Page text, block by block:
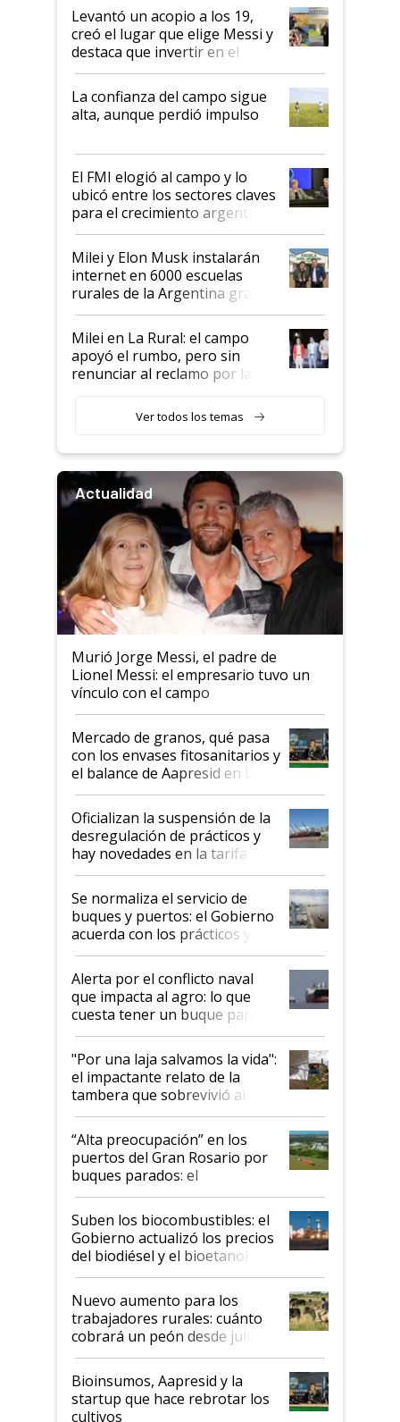
Levantó un acopio a los 19,
creó el lugar que elige Messi y
destaca que invertir en el
kirchnerismo era como "darle
plata a un hijo para droga":
Juan Félix Rossetti, el libertario
que de una dura crisis salió
de Milei
La confianza del campo sigue
alta, aunque perdió impulso
El FMI elogió al campo y lo
ubicó entre los sectores claves
para el crecimiento argentino
Milei y Elon Musk instalarán
internet en 6000 escuelas
rurales de la Argentina gracias
a un acuerdo con Starlink
Milei en La Rural: el campo
apoyó el rumbo, pero sin
renunciar al reclamo por las
Ver todos los temas
Actualidad
Murió Jorge Messi, el padre de
Lionel Messi: el empresario tuvo un
vínculo con el campo
Mercado de granos, qué pasa
con los envases fitosanitarios y
el balance de Aapresid en La
Posta
Oficializan la suspensión de la
desregulación de prácticos y
hay novedades en la tarifa de
la hidrovía
Se normaliza el servicio de
buques y puertos: el Gobierno
acuerda con los prácticos y
suspende el decreto de
desregulación
Alerta por el conflicto naval
que impacta al agro: lo que
cuesta tener un buque parado
y el peligro de que Argentina
pase a ser "país sucio"
"Por una laja salvamos la vida":
el impactante relato de la
tambera que sobrevivió al
tornado
“Alta preocupación” en los
puertos del Gran Rosario por
buques parados: el
funcionamiento de las
exportadoras en tensión tras
la medida de fuerza de los
prácticos
Suben los biocombustibles: el
Gobierno actualizó los precios
del biodiésel y el bioetanol
Nuevo aumento para los
trabajadores rurales: cuánto
cobrará un peón desde julio
Bioinsumos, Aapresid y la
startup que hace rebrotar los
cultivos